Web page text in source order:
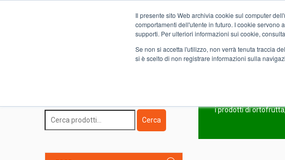
Il presente sito Web archivia cookie sul computer
comportamenti dell'utente in futuro. I cookie servono
supporti. Per ulteriori informazioni sui cookie,
Se non si accetta l'utilizzo, non verrà tenuta traccia
si è scelto di non registrare informazioni sulla
Novità Chi siamo
SAFO SELF-SERVICE UOVA E ALTRI PREPARATI
i prodotti di
Cerca